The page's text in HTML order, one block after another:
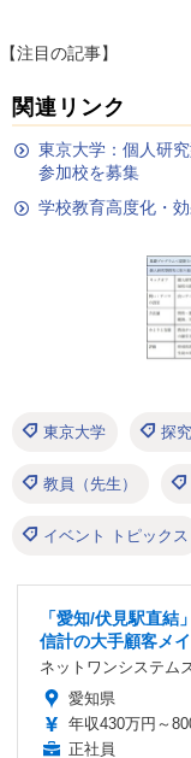
【注目の記事】
関連リンク
東京大学：個人研
参加校を募集
学校教育高度化・
東京大学 探
教員（先生）
イベント トピックス
「愛知/伏見駅直
信計の大手顧客メ
ネットワンシステム
愛知県
年収430万円～
正社員